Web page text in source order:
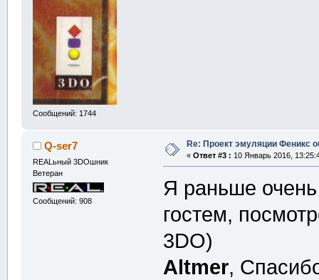
Сообщений: 1744
Q-ser7
REALьный 3DOшник
Ветеран
Сообщений: 908
Re: Проект эмуляции Феникс
« Ответ #3 : 10 Январь 2016,
Я раньше
гостем,
3DO)
Altmer,